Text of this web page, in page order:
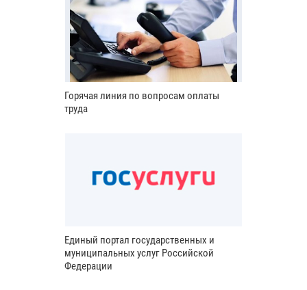
Горячая линия по вопросам оплаты
труда
Единый портал государственных и
муниципальных услуг Российской
Федерации